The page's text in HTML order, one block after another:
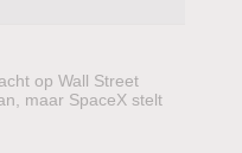
op Wall Street
maar SpaceX stelt